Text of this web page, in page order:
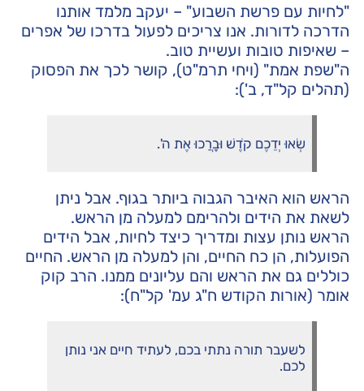
"לחיות עם פרשת השבוע" – יעקב מלמד אותנו
הדרכה לדורות. אנו צריכים לפעול בדרכו של אפרים
– שאיפות טובות ועשיית טוב.
ה"שפת אמת" (ויחי תרמ"ט), קושר לכך את הפסוק
(תהלים קל"ד, ב'):
שְׂאוּ יְדֵכֶם קֹדֶשׁ וּבָרֲכוּ אֶת ה'.
הראש הוא האיבר הגבוה ביותר בגוף. אבל ניתן
לשאת את הידים ולהרימם למעלה מן הראש.
הראש נותן עצות ומדריך כיצד לחיות, אבל הידים
הפועלות, הן כח החיים, והן למעלה מן הראש. החיים
כוללים גם את הראש והם עליונים ממנו. הרב קוק
אומר (אורות הקודש ח"ג עמ' קל"ח):
לשעבר תורה נתתי בכם, לעתיד חיים אני נותן
לכם.